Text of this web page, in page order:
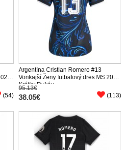
(54)
Argentína Cristian Romero #13
Vonkajší Ženy futbalový dres MS 2026
Krátky Rukáv
95.13€
38.05€ (113)